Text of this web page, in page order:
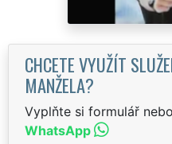
CHCETE VYUŽÍT
MANŽELA?
Vyplňte si formulář
WhatsApp